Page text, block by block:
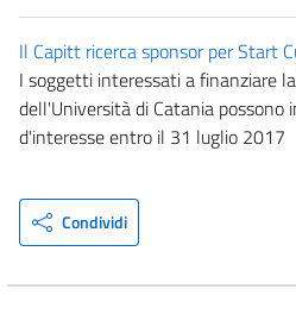
Il Capitt ricerca sponsor per Start
I soggetti interessati a finanziare
dell'Università di Catania possono
d'interesse entro il 31 luglio 2017
Condividi